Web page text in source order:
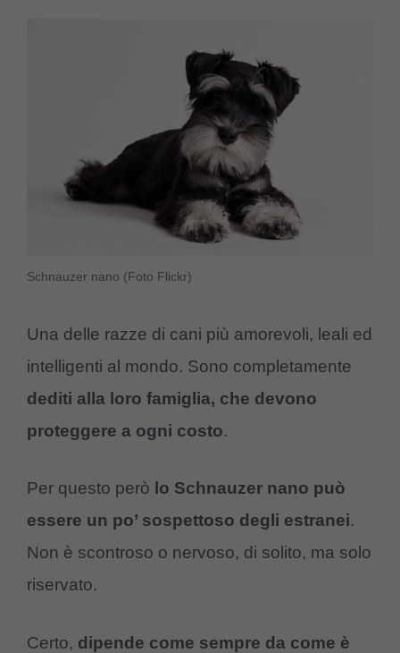
Schnauzer nano (Foto Flickr)
Una delle razze di cani più amorevoli, leali ed
intelligenti al mondo. Sono completamente
dediti alla loro famiglia, che devono
proteggere a ogni costo.
Per questo però lo Schnauzer nano può
essere un po’ sospettoso degli estranei.
Non è scontroso o nervoso, di solito, ma solo
riservato.
Certo, dipende come sempre da come è